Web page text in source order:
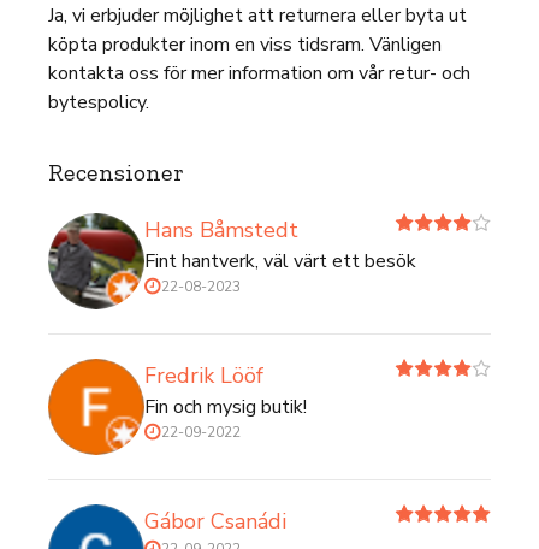
Ja, vi erbjuder möjlighet att returnera eller byta ut
köpta produkter inom en viss tidsram. Vänligen
kontakta oss för mer information om vår retur- och
bytespolicy.
Recensioner
Hans Båmstedt
Fint hantverk, väl värt ett besök
22-08-2023
Fredrik Lööf
Fin och mysig butik!
22-09-2022
Gábor Csanádi